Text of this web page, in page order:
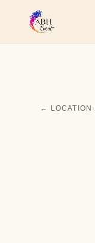
← LOCATION ›